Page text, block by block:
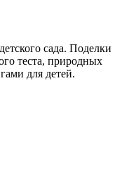
сада. Поделки
теста, природных
для детей.